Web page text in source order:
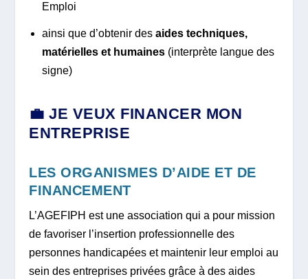
Emploi
ainsi que d’obtenir des aides techniques,
matérielles et humaines(interprète langue des
signe)
💼 JE VEUX FINANCER MON
ENTREPRISE
LES ORGANISMES D’AIDE ET DE
FINANCEMENT
L’AGEFIPH est une association qui a pour mission
de favoriser l’insertion professionnelle des
personnes handicapées et maintenir leur emploi au
sein des entreprises privées grâce à des aides